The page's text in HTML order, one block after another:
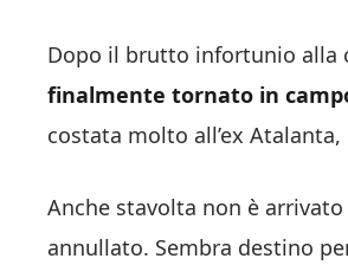
Dopo il brutto infortunio alla
finalmente tornato in
costata molto all’ex
Anche stavolta non è arrivato
annullato. Sembra destino